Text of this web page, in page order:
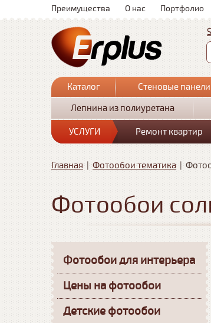
Преимущества О нас Портфолио
Каталог Стеновые панели
Лепнина из полиуретана
УСЛУГИ Ремонт квартир
Главная | Фотообои тематика |
Фотообои
Фотообои для интерьера
Цены на фотообои
Детские фотообои